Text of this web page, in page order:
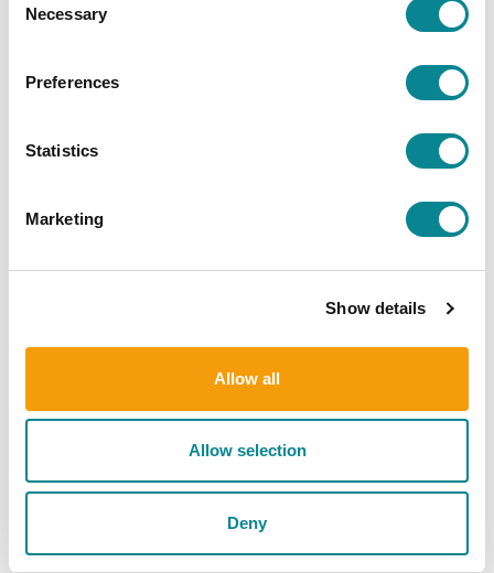
Selection
Necessary
Preferences
Statistics
Marketing
Show details
Allow all
Allow selection
Deny
Projekt Björkskär yhdistää tuulivoimaa ja
Japanilaisilla fermentointiopeilla maaperän
Archive